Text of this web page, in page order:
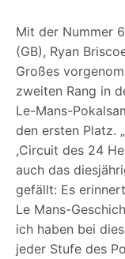
Mit der Nummer
(GB), Ryan
Großes
zweiten Rang in
Le-Mans-
den ersten Platz.
,Circuit des 24
auch das
gefällt: Es
Le Mans-
ich haben bei
jeder Stufe des